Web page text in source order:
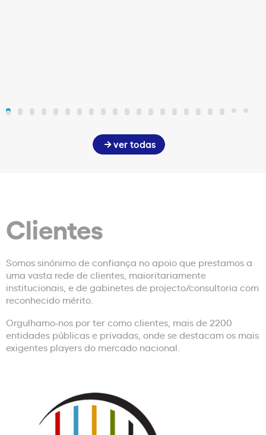
ver todas
Clientes
Somos sinónimo de confiança no apoio que prestamos a
uma vasta rede de clientes, maioritariamente
institucionais, e de gabinetes de projecto/consultoria com
reconhecido mérito.
Orgulhamo-nos por ter como clientes, mais de 2200
entidades públicas e privadas, onde se destacam os mais
exigentes players do mercado nacional.